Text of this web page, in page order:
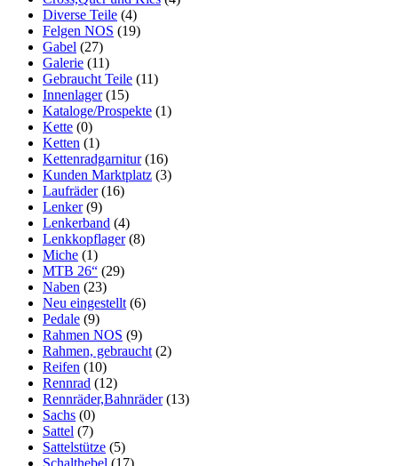
Diverse Teile (4)
Felgen NOS (19)
Gabel (27)
Galerie (11)
Gebraucht Teile (11)
Innenlager (15)
Kataloge/Prospekte (1)
Kette (0)
Ketten (1)
Kettenradgarnitur (16)
Kunden Marktplatz (3)
Laufräder (16)
Lenker (9)
Lenkerband (4)
Lenkkopflager (8)
Miche (1)
MTB 26“ (29)
Naben (23)
Neu eingestellt (6)
Pedale (9)
Rahmen NOS (9)
Rahmen, gebraucht (2)
Reifen (10)
Rennrad (12)
Rennräder,Bahnräder (13)
Sachs (0)
Sattel (7)
Sattelstütze (5)
Schalthebel (17)